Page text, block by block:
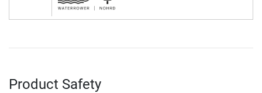
Product Safety